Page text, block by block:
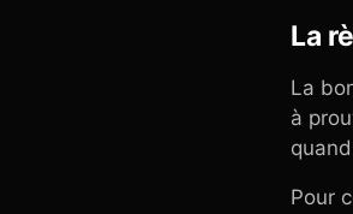
La
La
à
Pour